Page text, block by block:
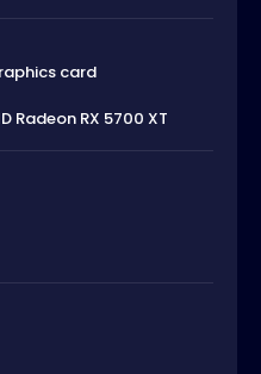
card
Radeon RX 5700 XT